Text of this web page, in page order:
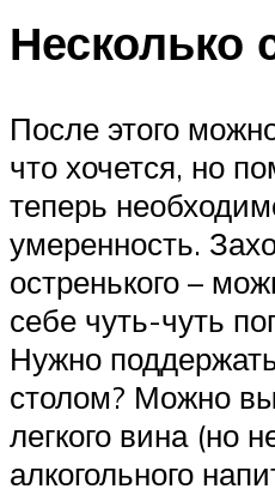
Несколько
После этого
что хочется, но
теперь
умеренность.
остренького –
себе чуть-чуть
Нужно
столом? Можно
легкого вина (но
алкогольного